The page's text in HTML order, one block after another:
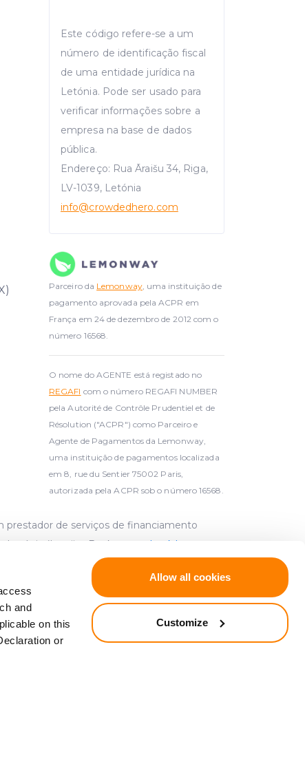
and
on this
or
Allow all cookies
Customize
Este código refere-se a um
número de identificação fiscal
de uma entidade jurídica na
Letónia. Pode ser usado para
verificar informações sobre a
empresa na base de dados
pública.
Endereço: Rua Āraišu 34, Riga,
LV-1039, Letónia
info@crowdedhero.com
Parceiro da Lemonway, uma instituição de
pagamento aprovada pela ACPR em
França em 24 de dezembro de 2012 com o
número 16568.
O nome do AGENTE está registado no
REGAFI com o número REGAFI NUMBER
pela Autorité de Contrôle Prudentiel et de
Résolution ("ACPR") como Parceiro e
Agente de Pagamentos da Lemonway,
uma instituição de pagamentos localizada
em 8, rue du Sentier 75002 Paris,
autorizada pela ACPR sob o número 16568.
prestador de serviços de financiamento
Letónia (Latvijas Banka, www.bank.lv
em conformidade com a Diretiva
de compensação de investidores
de depósitos (JO L 173, 12.6.2014, p. 149).